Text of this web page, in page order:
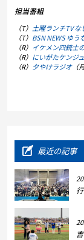
担当番組
（T） 土曜ランチTV な
（T） BSN NEWS ゆう
（R） イケメン四銃士
（R） にいがたケンジ
（R） 夕やけラジオ（
最近の記事